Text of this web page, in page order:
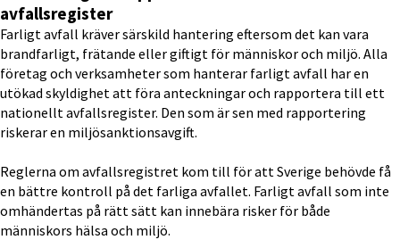
avfallsregister
Farligt avfall kräver särskild hantering eftersom det kan vara
brandfarligt, frätande eller giftigt för människor och miljö. Alla
företag och verksamheter som hanterar farligt avfall har en
utökad skyldighet att föra anteckningar och rapportera till ett
nationellt avfallsregister. Den som är sen med rapportering
riskerar en miljösanktionsavgift.
Reglerna om avfallsregistret kom till för att Sverige behövde få
en bättre kontroll på det farliga avfallet. Farligt avfall som inte
omhändertas på rätt sätt kan innebära risker för både
människors hälsa och miljö.